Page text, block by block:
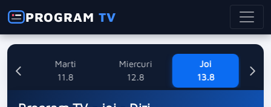
PROGRAMTV
Marti
11.8
Miercuri
12.8
Joi
13.8